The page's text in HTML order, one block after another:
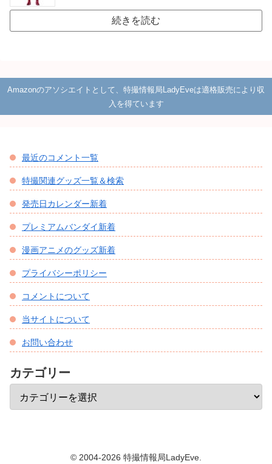
続きを読む
Amazonのアソシエイトとして、特撮情報局LadyEveは適格販売により収
入を得ています
最近のコメント一覧
特撮関連グッズ一覧＆検索
発売日カレンダー新着
プレミアムバンダイ新着
漫画アニメのグッズ新着
プライバシーポリシー
コメントについて
当サイトについて
お問い合わせ
カテゴリー
© 2004-2026 特撮情報局LadyEve.